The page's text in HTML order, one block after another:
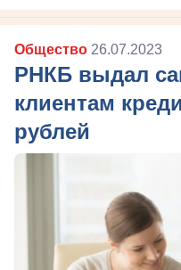
Общество 26.07.2023
РНКБ выдал
клиентам
рублей